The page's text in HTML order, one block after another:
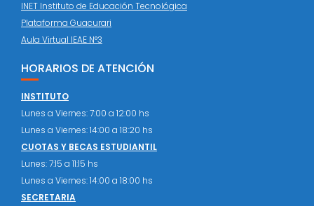
INET Instituto de Educación Tecnológica
Plataforma Guacurari
Aula Virtual IEAE N°3
HORARIOS DE ATENCIÓN
INSTITUTO
Lunes a Viernes: 7:00 a 12:00 hs
Lunes a Viernes: 14:00 a 18:20 hs
CUOTAS Y BECAS ESTUDIANTIL
Lunes: 7:15 a 11:15 hs
Lunes a Viernes: 14:00 a 18:00 hs
SECRETARIA